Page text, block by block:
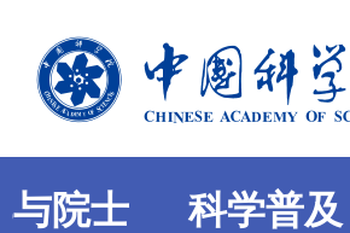
与院士 科学普及